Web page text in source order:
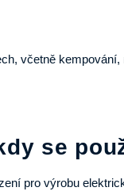
včetně
se
pro výrobu